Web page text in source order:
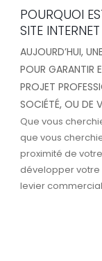
POURQUOI
SITE
AUJOURD’HUI,
POUR GARANTIR
PROJET
SOCIÉTÉ, OU DE
Que vous
que vous
proximité de
développer votre
levier